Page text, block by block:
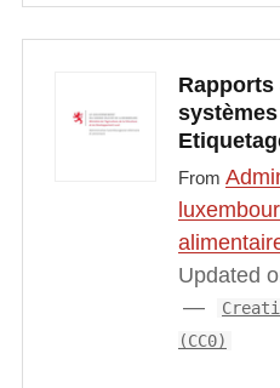
Rapports
From
Updated
(CC0)